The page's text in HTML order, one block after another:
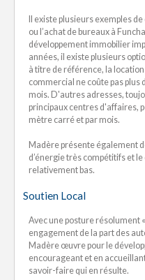
Il existe plusieurs exemples
ou l’achat de bureaux à
développement immobilier
années, il existe plusieurs
à titre de référence, la
commercial ne coûte pas plus
mois. D'autres adresses,
principaux centres d'affaires,
mètre carré et par mois.
Madère présente également
d’énergie très compétitifs et
relativement bas.
Soutien Local
Avec une posture résolument
engagement de la part des
Madère œuvre pour le
encourageant et en
savoir-faire qui en résulte.